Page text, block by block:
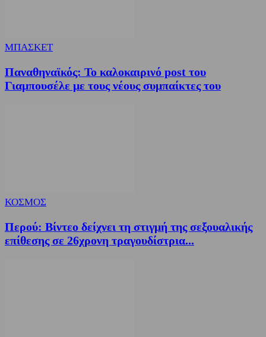
ΜΠΑΣΚΕΤ
Παναθηναϊκός: Το καλοκαιρινό post του
Γιαμπουσέλε με τους νέους συμπαίκτες του
ΚΟΣΜΟΣ
Περού: Βίντεο δείχνει τη στιγμή της σεξουαλικής
επίθεσης σε 26χρονη τραγουδίστρια...